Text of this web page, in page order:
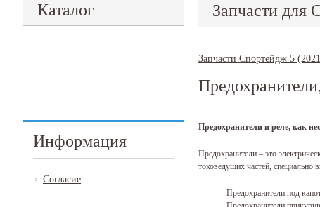
Каталог
Информация
Согласие
Запчасти для
Запчасти Спортейдж 5
Предохранители и реле, как
Предохранители – это
токоведущих частей,
Предохранители под